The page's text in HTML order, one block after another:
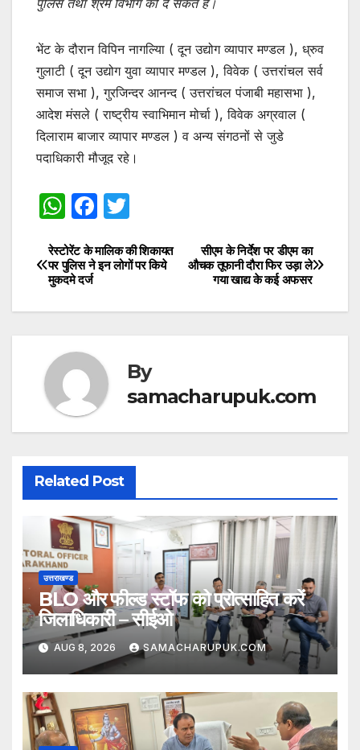
भेंट के दौरान विपिन नागल्यिा ( दून उद्योग व्यापार मण्डल ), ध्रुव
गुलाटी ( दून उद्योग युवा व्यापार मण्डल ), विवेक ( उत्तरांचल सर्व
समाज सभा ), गुरजिन्दर आनन्द ( उत्तरांचल पंजाबी महासभा ),
आदेश मंसले ( राष्ट्रीय स्वाभिमान मोर्चा ), विवेक अग्रवाल (
दिलाराम बाजार व्यापार मण्डल ) व अन्य संगठनों से जुडे
पदाधिकारी मौजूद रहे।
W
at
s
A
p
F
c
e
b
o
k
itt
Post
navigation
सीएम के निर्देश पर डीएम का
औचक तूफानी दौरा फिर उड़ा ले
गया खाद्य के कई अफसर
रेस्टोरेंट के मालिक की शिकायत
पर पुलिस ने इन लोगों पर किये
मुकदमे दर्ज
By
samacharupuk.com
Related Post
उत्तराखण्ड
BLO और फील्ड स्टॉफ को प्रोत्साहित करें
जिलाधिकारी – सीईओ
AUG 8, 2026 SAMACHARUPUK.COM